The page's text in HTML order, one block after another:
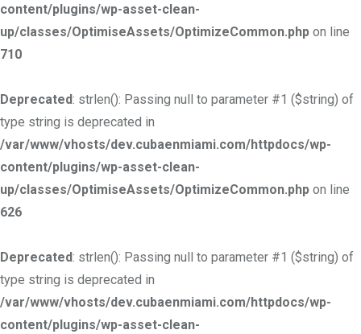
content/plugins/wp-asset-clean-
up/classes/OptimiseAssets/OptimizeCommon.php on line
710
Deprecated: strlen(): Passing null to parameter #1 ($string) of
type string is deprecated in
/var/www/vhosts/dev.cubaenmiami.com/httpdocs/wp-
content/plugins/wp-asset-clean-
up/classes/OptimiseAssets/OptimizeCommon.php on line
626
Deprecated: strlen(): Passing null to parameter #1 ($string) of
type string is deprecated in
/var/www/vhosts/dev.cubaenmiami.com/httpdocs/wp-
content/plugins/wp-asset-clean-